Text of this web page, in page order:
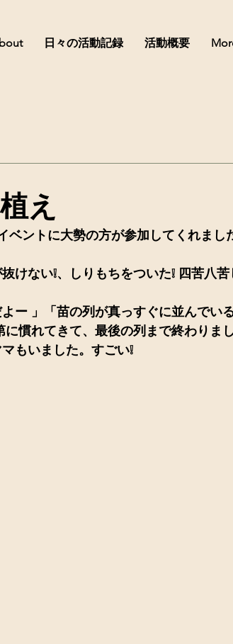
日々の活動記録 活動概要
え
ベントに大勢の方が参加してくれまし
ない❕、しりもちをついた❕ 四苦八
ー 」「苗の列が真っすぐに並んでい
慣れてきて、最後の列まで終わりま
もいました。すごい❕